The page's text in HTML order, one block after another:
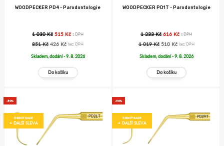
WOODPECKER PD4 - Parodontologie
1 030 Kč 515 Kč s DPH
851 Kč 426 Kč bez DPH
Skladem, dodání - 9. 8. 2026
WOODPECKER PD1T - Parodontologie
1 233 Kč 616 Kč s DPH
1 019 Kč 510 Kč bez DPH
Skladem, dodání - 9. 8. 2026
-50%
REGISTRACE
+ DALŠÍ SLEVA
-50%
REGISTRACE
+ DALŠÍ SLEVA